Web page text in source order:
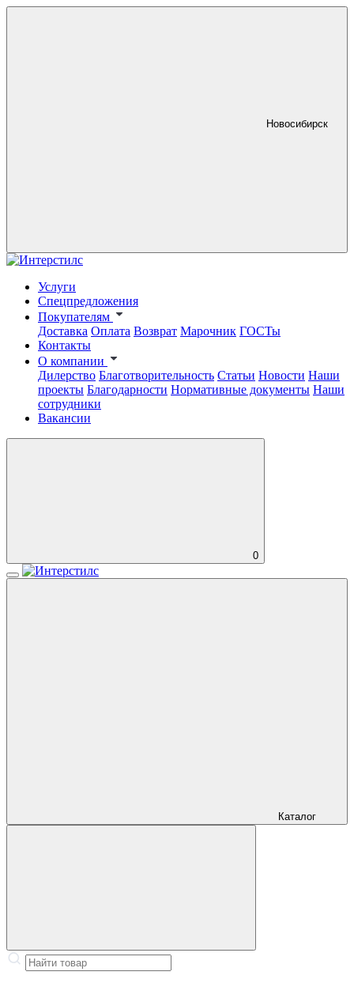
Новосибирск
Услуги
Спецпредложения
Покупателям
Доставка Оплата Возврат Марочник ГОСТы
Контакты
О компании
Дилерство Благотворительность Статьи Новости Наши
проекты Благодарности Нормативные документы Наши
сотрудники
Вакансии
0
Каталог